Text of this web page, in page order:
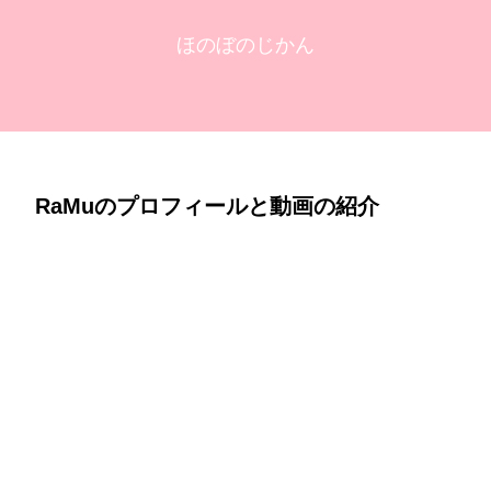
ほのぼのじかん
RaMuのプロフィールと動画の紹介